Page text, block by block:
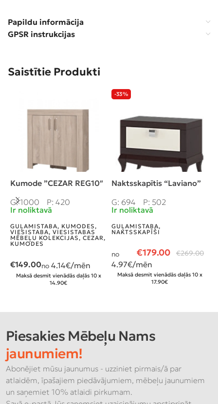
Papildu informācija
GPSR instrukcijas
Saistītie Produkti
Kumode ”CEZAR REG10″
G: 1000
P: 420
Ir noliktavā
GUĻAMISTABA, KUMODES,
VIESISTABA, VIESISTABAS
MĒBEĻU KOLEKCIJAS, CEZAR,
KUMODES
€149.00no 4.14€/mēn
Maksā desmit vienādās daļās 10 x
14.90€
-33%
Naktsskapītis “Laviano”
G: 694
P: 502
Ir noliktavā
GUĻAMISTABA,
NAKTSSKAPĪŠI
€179.00 €269.00
no
4.97€/mēn
Maksā desmit vienādās daļās 10 x
17.90€
Piesakies Mēbeļu Nams
jaunumiem!
Abonējiet mūsu jaunumus - uzziniet pirmais/ā par
atlaidēm, īpašajiem piedāvājumiem, mēbeļu jaunumiem
un saņemiet 10% atlaidi pirkumam.